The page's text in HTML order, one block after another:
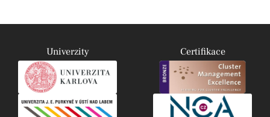
Univerzity Certifikace